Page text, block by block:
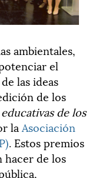
ambientales,
el
las ideas
de los
de los
la Asociación
. Estos premios
hacer de los